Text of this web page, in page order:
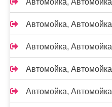
Автомойка, Автомойка
Автомойка, Автомойка
Автомойка, Автомойка
Автомойка, Автомойка
Автомойка, Автомойка